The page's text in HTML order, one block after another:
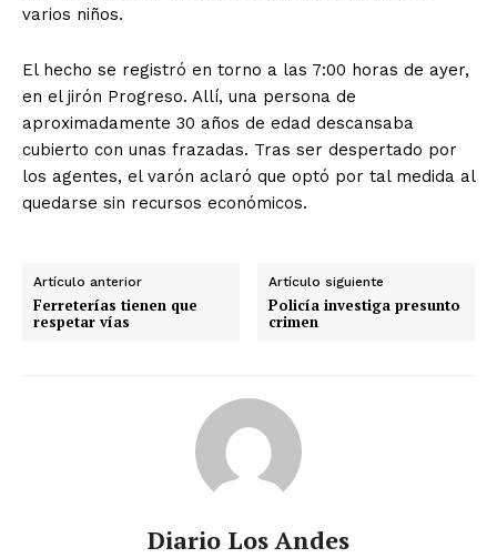
varios niños.
El hecho se registró en torno a las 7:00 horas de ayer,
en el jirón Progreso. Allí, una persona de
aproximadamente 30 años de edad descansaba
cubierto con unas frazadas. Tras ser despertado por
los agentes, el varón aclaró que optó por tal medida al
quedarse sin recursos económicos.
Artículo anterior
Ferreterías tienen que
respetar vías
Artículo siguiente
Policía investiga presunto
crimen
Diario Los Andes